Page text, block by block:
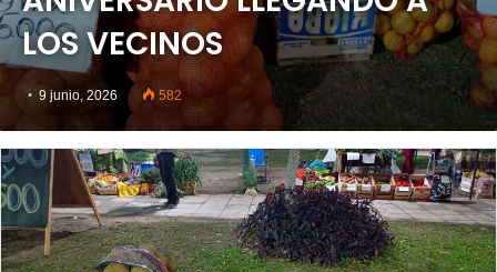
LOS VECINOS
9 junio, 2026 582